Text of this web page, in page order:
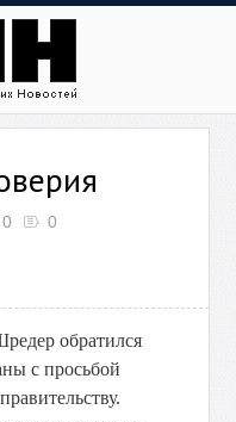
0 0
обратился
с просьбой